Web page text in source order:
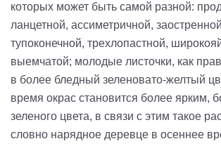
которых может быть самой разной:
ланцетной, ассиметричной,
тупоконечной, трехлопастной,
выемчатой; молодые листочки, как
в более бледный зеленовато-желтый
время окрас становится более ярким,
зеленого цвета, в связи с этим такое
словно нарядное деревце в осеннее